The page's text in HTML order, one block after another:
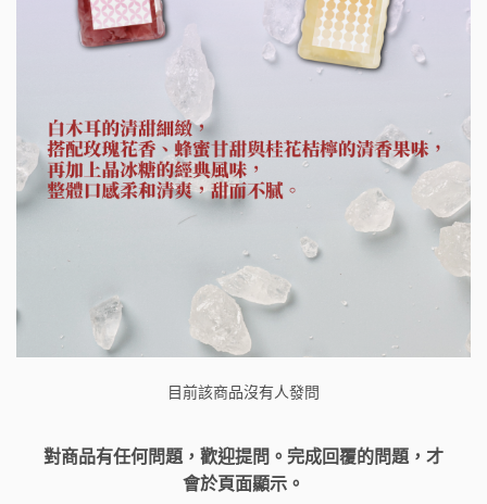
目前該商品沒有人發問
對商品有任何問題，歡迎提問。完成回覆的問題，才
會於頁面顯示。